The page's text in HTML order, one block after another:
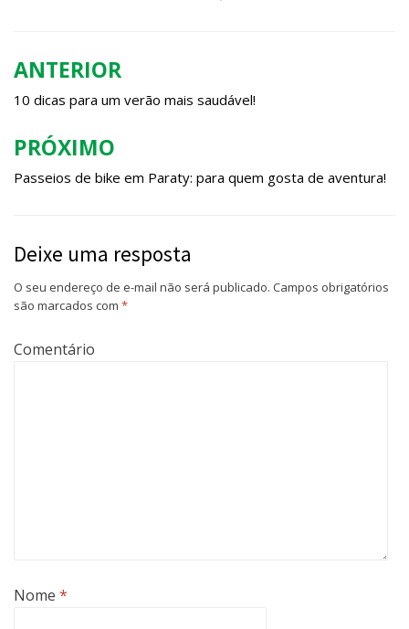
Navegação
de
Post
ANTERIOR
10 dicas para um verão mais saudável!
PRÓXIMO
Passeios de bike em Paraty: para quem gosta de aventura!
Deixe uma resposta
O seu endereço de e-mail não será publicado. Campos obrigatórios
são marcados com *
Comentário
Nome *